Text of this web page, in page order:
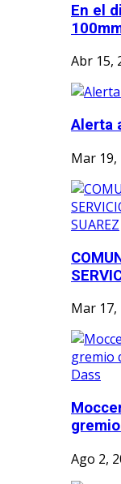
En el
Abr 15,
Alerta
Mar 19,
Mar 17,
Ago 2,